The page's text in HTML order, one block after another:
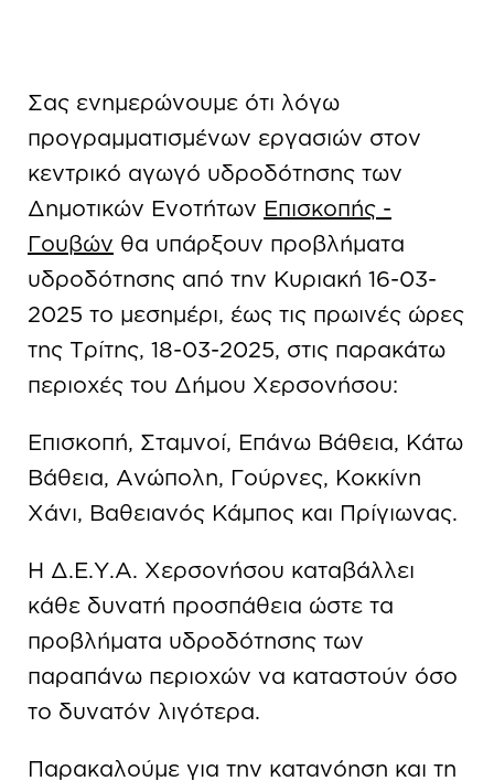
Σας ενημερώνουμε ότι λόγω
προγραμματισμένων εργασιών στον
κεντρικό αγωγό υδροδότησης των
Δημοτικών Ενοτήτων Επισκοπής -
Γουβών θα υπάρξουν προβλήματα
υδροδότησης από την Κυριακή 16-03-
2025 το μεσημέρι, έως τις πρωινές ώρες
της Τρίτης, 18-03-2025, στις παρακάτω
περιοχές του Δήμου Χερσονήσου:
Επισκοπή, Σταμνοί, Επάνω Βάθεια, Κάτω
Βάθεια, Ανώπολη, Γούρνες, Κοκκίνη
Χάνι, Βαθειανός Κάμπος και Πρίγιωνας.
Η Δ.Ε.Υ.Α. Χερσονήσου καταβάλλει
κάθε δυνατή προσπάθεια ώστε τα
προβλήματα υδροδότησης των
παραπάνω περιοχών να καταστούν όσο
το δυνατόν λιγότερα.
Παρακαλούμε για την κατανόηση και τη